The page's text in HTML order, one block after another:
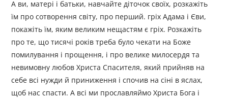
А ви, матері і батьки, навчайте діточок своїх, розкажіть
їм про сотворення світу, про перший. гріх Адама і Єви,
покажіть їм, яким великим нещастям є гріх. Розкажіть
про те, що тисячі років треба було чекати на Боже
помилування і прощення, і про велике милосердя та
невимовну любов Христа Спасителя, який прийняв на
себе всі нужди й приниження і спочив на сіні в яслах,
щоб нас спасти. А всі ми прославляймо Христа Бога і